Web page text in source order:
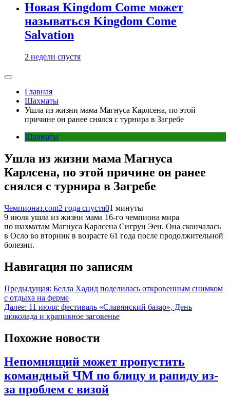
Новая Kingdom Come может
называться Kingdom Come
Salvation
2 недели спустя
Главная
Шахматы
Ушла из жизни мама Магнуса Карлсена, по этой
причине он ранее снялся с турнира в Загребе
Шахматы
Ушла из жизни мама Магнуса
Карлсена, по этой причине он ранее
снялся с турнира в Загребе
Чемпионат.com2 года спустя01 минуты
9 июля ушла из жизни мама 16-го чемпиона мира
по шахматам Магнуса Карлсена Сигрун Эен. Она скончалась
в Осло во вторник в возрасте 61 года после продолжительной
болезни.
Навигация по записям
Предыдущая: Белла Хадид поделилась откровенным снимком
с отдыха на ферме
Далее: 11 июля: фестиваль «Славянский базар», День
шоколада и крапивное заговенье
Похожие новости
Непомнящий может пропустить
командный ЧМ по блицу и рапиду из-
за проблем с визой